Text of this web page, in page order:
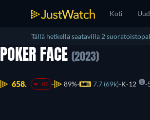
Koti
Tällä hetkellä saatavilla 2
POKER FACE (2023)
658. -88 89% 7.7 (69k) K-12